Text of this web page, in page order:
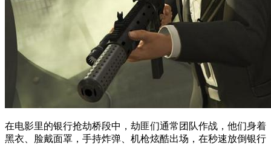
在电影里的银行抢劫桥段中，劫匪们通常团队作战，他们身着
黑衣、脸戴面罩，手持炸弹、机枪炫酷出场，在秒速放倒银行